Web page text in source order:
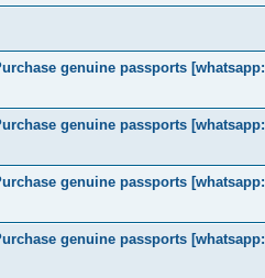
genuine passports [whatsapp:
genuine passports [whatsapp:
genuine passports [whatsapp:
genuine passports [whatsapp: